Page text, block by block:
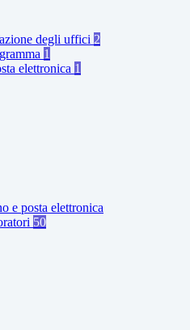
degli uffici 2
1
elettronica 1
e posta elettronica
50